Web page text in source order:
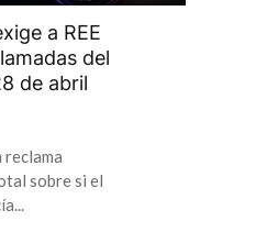
a REE
del
de abril
reclama
sobre si el